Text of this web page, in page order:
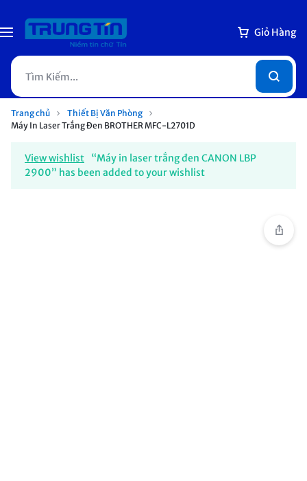
Giỏ Hàng
Trang chủ
Thiết Bị Văn Phòng
Máy In Laser Trắng Đen BROTHER MFC-L2701D
View wishlist
“Máy in laser trắng đen CANON LBP
2900” has been added to your wishlist